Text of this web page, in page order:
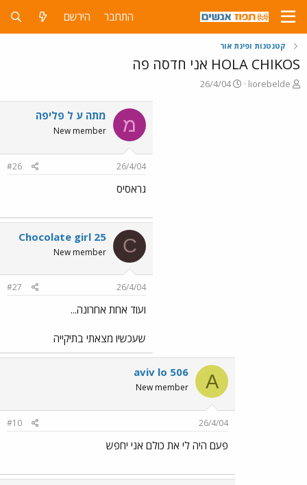
התחבר הירשם
קטנטנות ופינת אור
HOLA CHIKOS אני חדסה פה
פ
liorebelde
פ
26/4/04
מ מתה ע ל פליפה
New member
26/4/04
#26
גראסיס
C
Chocolate girl 25
New member
26/4/04
#27
ועוד אחת אחרונה...
שעכשיו מצאתי בתיקייה
A
aviv lo 506
New member
26/4/04
#10
פעם היה לי את כולם אני יחפש